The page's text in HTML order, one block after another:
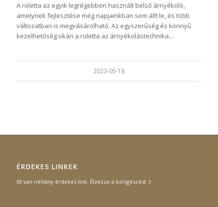
A roletta az egyik legrégebben használt belső árnyékoló,
amelynek fejlesztése még napjainkban sem állt le, és több
változatban is megvásárolható. Az egyszerűség és könnyű
kezelhetőség okán a roletta az árnyékolástechnika…
2023-05-18
ÉRDEKES LINKEK
Itt van néhány érdekes link. Élvezze a böngészést :)